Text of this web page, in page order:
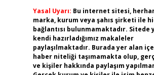
Yasal Uyarı: Bu internet sitesi,
marka, kurum veya şahıs şirketi ile
bağlantısı bulunmamaktadır. Sitede
kendi hazırladığımız makaleler
paylaşılmaktadır. Burada yer alan
haber niteliği taşımamakta olup,
ve kişiler hakkında paylaşım